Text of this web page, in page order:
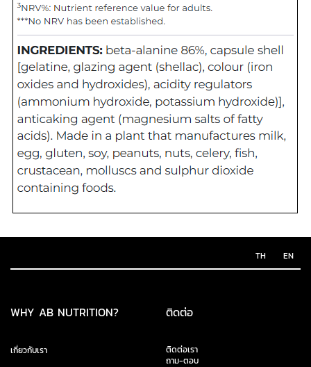
TH EN
WHY AB NUTRITION?
เกี่ยวกับเรา
ติดต่อ
ติดต่อเรา
ถาม-ตอบ